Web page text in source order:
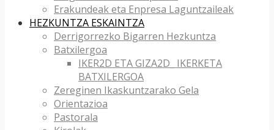
Erakundeak eta Enpresa Laguntzaileak
HEZKUNTZA ESKAINTZA
Derrigorrezko Bigarren Hezkuntza
Batxilergoa
IKER2D ETA GIZA2D_ IKERKETA
BATXILERGOA
Zereginen Ikaskuntzarako Gela
Orientazioa
Pastorala